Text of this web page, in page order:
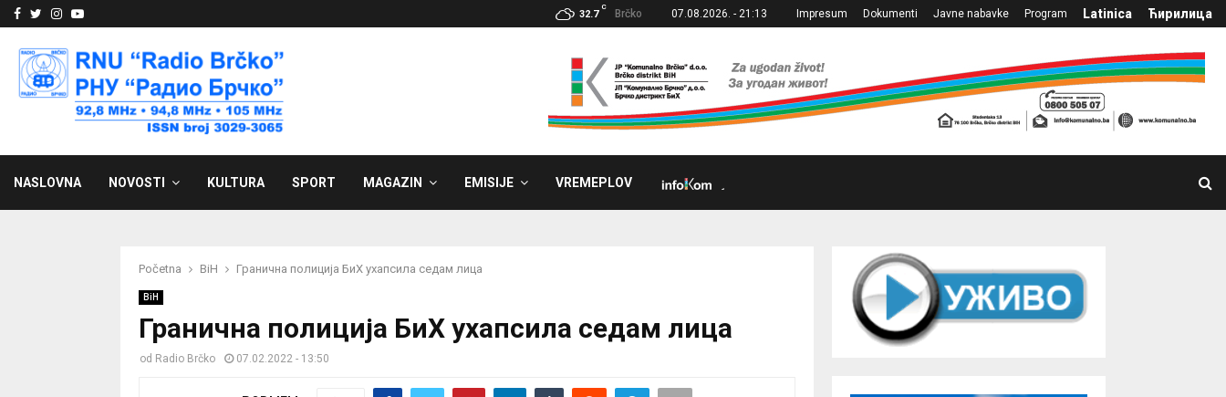
Facebook
Twitter
Instagram
Youtube 32.7
C
Brčko 07.08.2026. - 21:13 Impresum Dokumenti Javne nabavke Program Latinica Ћирилица
NASLOVNA NOVOSTI KULTURA SPORT MAGAZIN EMISIJE VREMEPLOV
Početna BiH Гранична полиција БиХ ухапсила седам лица
BiH
Гранична полиција БиХ ухапсила седам лица
od Radio Brčko 07.02.2022 - 13:50